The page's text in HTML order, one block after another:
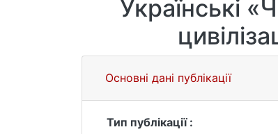
Українські
Основні дані публікації
Тип публікації :